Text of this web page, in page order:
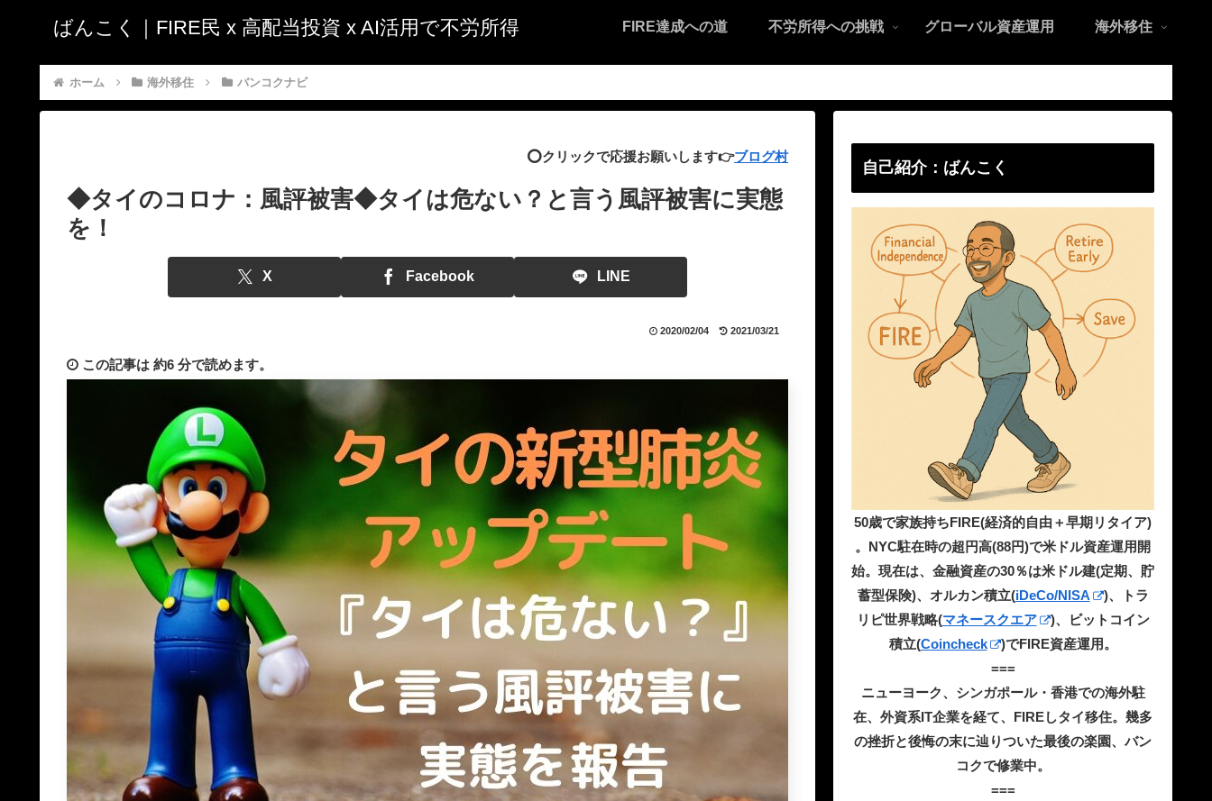
ばんこく｜FIRE民 x 高配当投資 x AI活用で不労所得 FIRE達成への道 不労所得への挑戦 グローバル資産運用 海外移住
ホーム 海外移住 バンコクナビ
⭕️クリックで応援お願いします👉ブログ村
◆タイのコロナ：風評被害◆タイは危ない？と言う風評被害に実態
を！
X Facebook LINE
2020/02/04 2021/03/21
この記事は 約6 分で読めます。
自己紹介：ばんこく
50歳で家族持ちFIRE(経済的自由＋早期リタイア)
。NYC駐在時の超円高(88円)で米ドル資産運用開
始。現在は、金融資産の30％は米ドル建(定期、貯
蓄型保険)、オルカン積立(iDeCo/NISA
)、トラ
リピ世界戦略(マネースクエア
)、ビットコイン
積立(Coincheck
)でFIRE資産運用。
===
ニューヨーク、シンガポール・香港での海外駐
在、外資系IT企業を経て、FIREしタイ移住。幾多
の挫折と後悔の末に辿りついた最後の楽園、バン
コクで修業中。
===